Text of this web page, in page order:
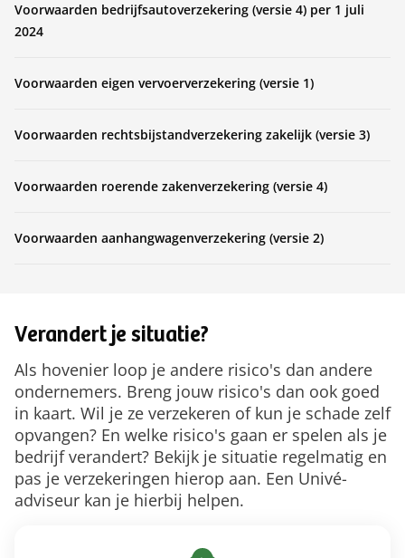
Voorwaarden bedrijfsautoverzekering (versie 4) per 1 juli
2024
Voorwaarden eigen vervoerverzekering (versie 1)
Voorwaarden rechtsbijstandverzekering zakelijk (versie 3)
Voorwaarden roerende zakenverzekering (versie 4)
Voorwaarden aanhangwagenverzekering (versie 2)
Verandert je situatie?
Als hovenier loop je andere risico's dan andere
ondernemers. Breng jouw risico's dan ook goed
in kaart. Wil je ze verzekeren of kun je schade zelf
opvangen? En welke risico's gaan er spelen als je
bedrijf verandert? Bekijk je situatie regelmatig en
pas je verzekeringen hierop aan. Een Univé-
adviseur kan je hierbij helpen.